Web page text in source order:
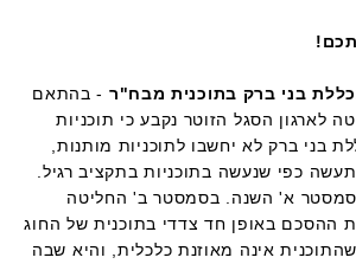
בני ברק בתוכנית מבח"ר - בהתאם
לארגון הסגל הזוטר נקבע כי תוכניות
בני ברק לא יחשבו לתוכניות מותנות,
כפי שנעשה בתוכניות בתקציב רגיל.
א' השנה. בסמסטר ב' החליטה
ההסכם באופן חד צדדי בתוכנית של החוג
שהתוכנית אינה מאוזנת כלכלית, והיא שבה